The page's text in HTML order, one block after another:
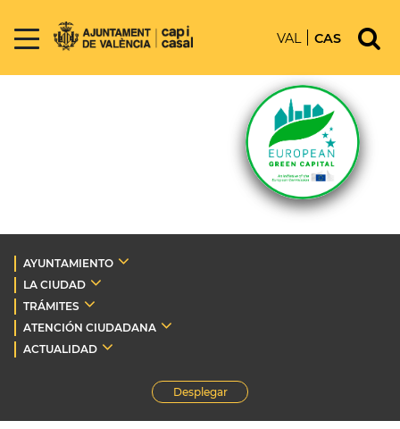
VAL CAS
AYUNTAMIENTO
LA CIUDAD
TRÁMITES
ATENCIÓN CIUDADANA
ACTUALIDAD
Desplegar